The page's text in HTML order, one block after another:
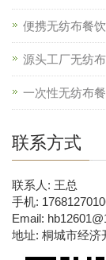
便携无纺布餐
源头工厂无纺
一次性无纺布
联系方式
联系人: 王总
手机:
Email:
地址: 桐城市经济